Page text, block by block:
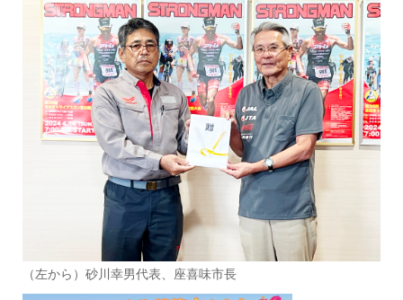
（左から）砂川幸男代表、座喜味市長